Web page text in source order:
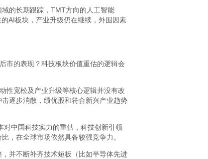
的长期跟踪，TMT方向的人工智能
AI板块，产业升级仍在继续，外围因素
市的表现？科技板块价值重估的逻辑会
性宽松及产业升级等核心逻辑并没有改
逐步消散，绩优股和符合新兴产业趋势
中国科技实力的重估，科技创新引领
，在全球市场依然具备较强竞争力。
并不断补齐技术短板（比如半导体先进